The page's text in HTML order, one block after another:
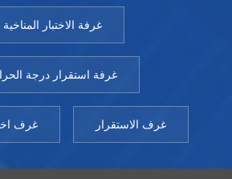
غرفة الاختبار المناخية
غرفة استقرار درجة
غرف غرف الاستقرار